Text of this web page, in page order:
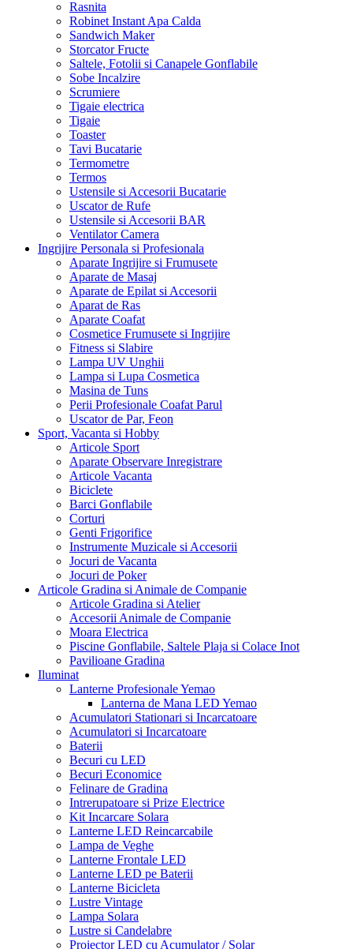
Rasnita
Robinet Instant Apa Calda
Sandwich Maker
Storcator Fructe
Saltele, Fotolii si Canapele Gonflabile
Sobe Incalzire
Scrumiere
Tigaie electrica
Tigaie
Toaster
Tavi Bucatarie
Termometre
Termos
Ustensile si Accesorii Bucatarie
Uscator de Rufe
Ustensile si Accesorii BAR
Ventilator Camera
Ingrijire Personala si Profesionala
Aparate Ingrijire si Frumusete
Aparate de Masaj
Aparate de Epilat si Accesorii
Aparat de Ras
Aparate Coafat
Cosmetice Frumusete si Ingrijire
Fitness si Slabire
Lampa UV Unghii
Lampa si Lupa Cosmetica
Masina de Tuns
Perii Profesionale Coafat Parul
Uscator de Par, Feon
Sport, Vacanta si Hobby
Articole Sport
Aparate Observare Inregistrare
Articole Vacanta
Biciclete
Barci Gonflabile
Corturi
Genti Frigorifice
Instrumente Muzicale si Accesorii
Jocuri de Vacanta
Jocuri de Poker
Articole Gradina si Animale de Companie
Articole Gradina si Atelier
Accesorii Animale de Companie
Moara Electrica
Piscine Gonflabile, Saltele Plaja si Colace Inot
Pavilioane Gradina
Iluminat
Lanterne Profesionale Yemao
Lanterna de Mana LED Yemao
Acumulatori Stationari si Incarcatoare
Acumulatori si Incarcatoare
Baterii
Becuri cu LED
Becuri Economice
Felinare de Gradina
Intrerupatoare si Prize Electrice
Kit Incarcare Solara
Lanterne LED Reincarcabile
Lampa de Veghe
Lanterne Frontale LED
Lanterne LED pe Baterii
Lanterne Bicicleta
Lustre Vintage
Lampa Solara
Lustre si Candelabre
Proiector LED cu Acumulator / Solar